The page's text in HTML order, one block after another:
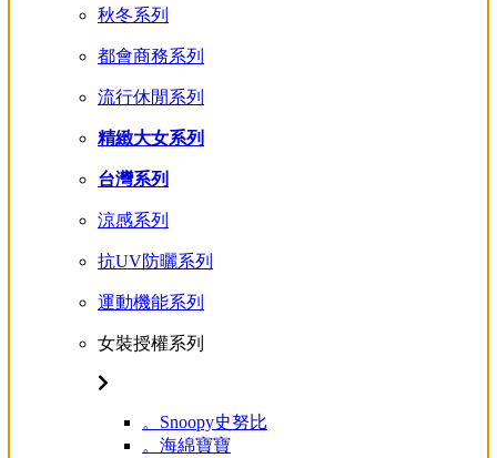
秋冬系列
都會商務系列
流行休閒系列
精緻大女系列
台灣系列
涼感系列
抗UV防曬系列
運動機能系列
女裝授權系列
。Snoopy史努比
。海綿寶寶